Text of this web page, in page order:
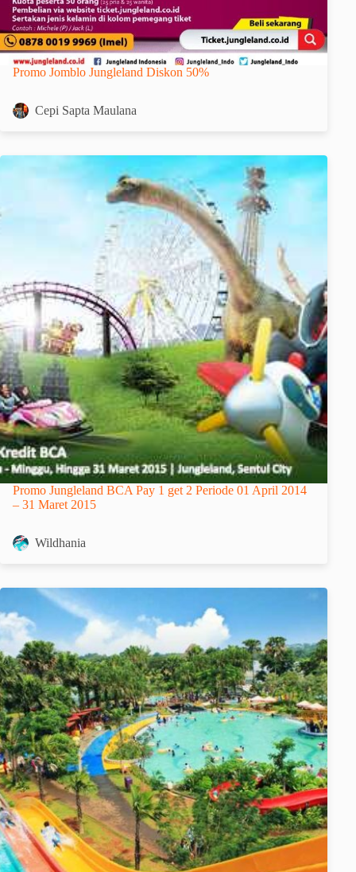
Promo Jomblo Jungleland Diskon 50%
Cepi Sapta Maulana
Promo Jungleland BCA Pay 1 get 2 Periode 01 April 2014
– 31 Maret 2015
Wildhania